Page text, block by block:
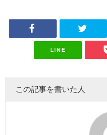
LINE
この記事を書いた人